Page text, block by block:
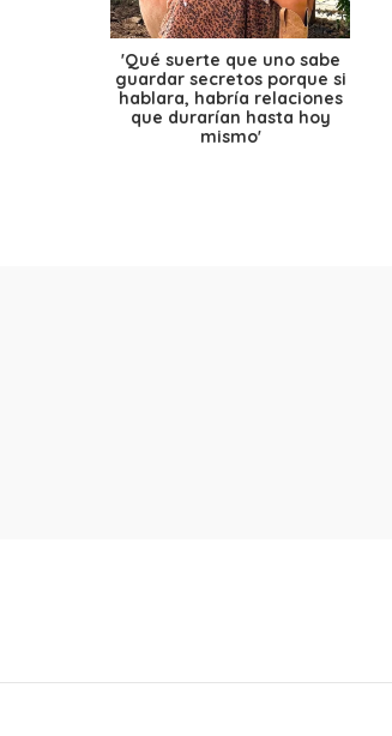
'Qué suerte que uno sabe
guardar secretos porque si
hablara, habría relaciones
que durarían hasta hoy
mismo'